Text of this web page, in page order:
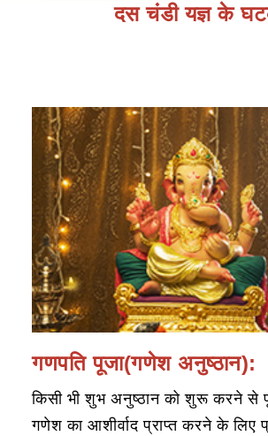
दस चंडी यज्ञ के
गणपति पूजा(गणेश अनुष्ठान):
किसी भी शुभ अनुष्ठान को शुरू करने से
गणेश का आशीर्वाद प्राप्त करने के लिए